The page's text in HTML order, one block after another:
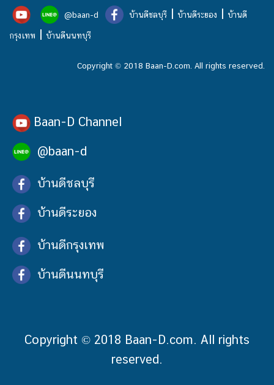
@baan-d บ้านดีชลบุรี | บ้านดีระยอง | บ้านดี
กรุงเทพ | บ้านดีนนทบุรี
Copyright © 2018 Baan-D.com. All rights reserved.
Baan-D Channel
@baan-d
บ้านดีชลบุรี
บ้านดีระยอง
บ้านดีกรุงเทพ
บ้านดีนนทบุรี
Copyright © 2018 Baan-D.com. All rights
reserved.